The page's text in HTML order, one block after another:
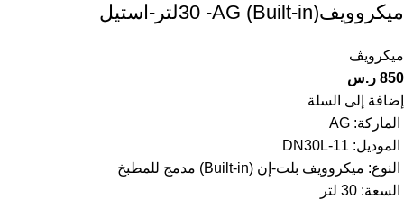
ميكروويف(Built-in) 30 -AGلتر-استيل
ميكرويڤ
850 ر.س
إضافة إلى السلة
الماركة: AG
الموديل: 11-DN30L
النوع: ميكروويف بلت-إن (Built-in) مدمج للمطبخ
السعة: 30 لتر